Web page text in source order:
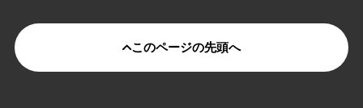
このページの先頭へ